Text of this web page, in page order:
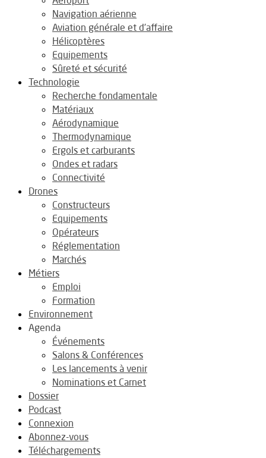
Navigation aérienne
Aviation générale et d’affaire
Hélicoptères
Equipements
Sûreté et sécurité
Technologie
Recherche fondamentale
Matériaux
Aérodynamique
Thermodynamique
Ergols et carburants
Ondes et radars
Connectivité
Drones
Constructeurs
Equipements
Opérateurs
Réglementation
Marchés
Métiers
Emploi
Formation
Environnement
Agenda
Événements
Salons & Conférences
Les lancements à venir
Nominations et Carnet
Dossier
Podcast
Connexion
Abonnez-vous
Téléchargements